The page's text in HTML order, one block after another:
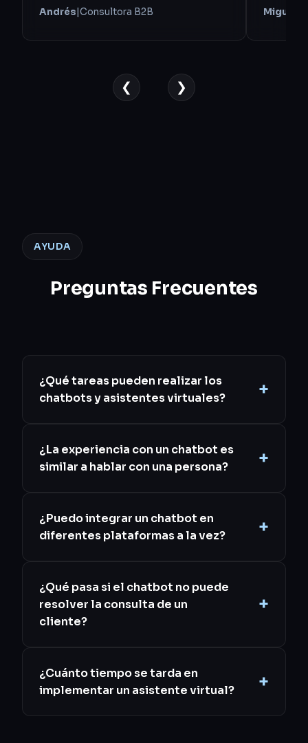
❮
Andrés Consultora B2B Miguel
❯
AYUDA
Preguntas Frecuentes
¿Qué tareas pueden realizar los
chatbots y asistentes virtuales?
¿La experiencia con un chatbot es
similar a hablar con una persona?
¿Puedo integrar un chatbot en
diferentes plataformas a la vez?
¿Qué pasa si el chatbot no puede
resolver la consulta de un
cliente?
¿Cuánto tiempo se tarda en
implementar un asistente virtual?